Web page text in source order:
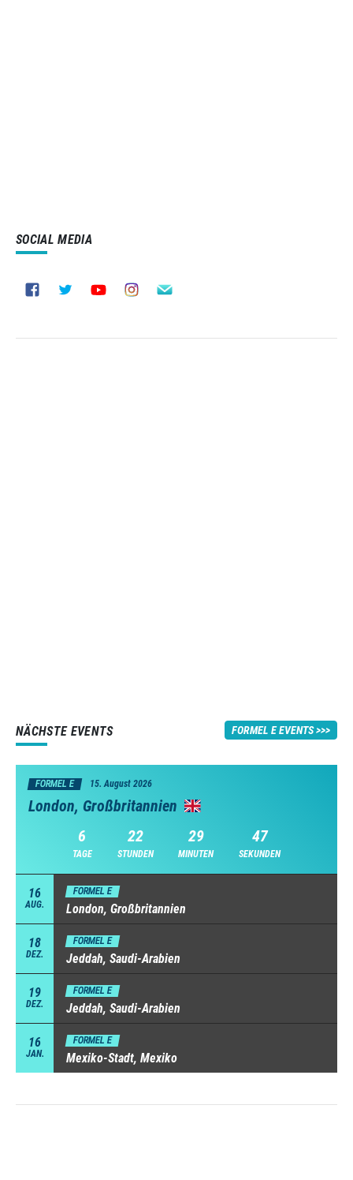
SOCIAL MEDIA
NÄCHSTE EVENTS FORMEL E EVENTS
FORMEL E 15. August 2026
London, Großbritannien
6
TAGE
22
STUNDEN
29
MINUTEN
46
SEKUNDEN
16
AUG.
FORMEL E
London, Großbritannien
18
DEZ.
FORMEL E
Jeddah, Saudi-Arabien
19
DEZ.
FORMEL E
Jeddah, Saudi-Arabien
16
JAN.
FORMEL E
Mexiko-Stadt, Mexiko